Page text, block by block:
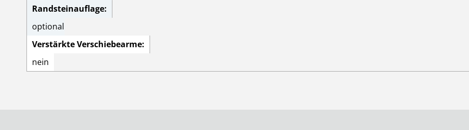
Randsteinauflage:
optional
Verstärkte Verschiebearme:
nein